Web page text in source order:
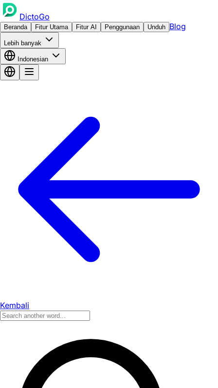
DictoGo
Beranda Fitur Utama Fitur AI Penggunaan Unduh Blog
Lebih banyak
Indonesian
Kembali